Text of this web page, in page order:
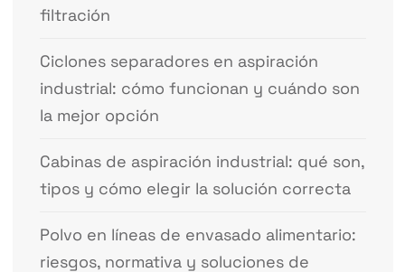
filtración
Ciclones separadores en aspiración
industrial: cómo funcionan y cuándo son
la mejor opción
Cabinas de aspiración industrial: qué son,
tipos y cómo elegir la solución correcta
Polvo en líneas de envasado alimentario:
riesgos, normativa y soluciones de